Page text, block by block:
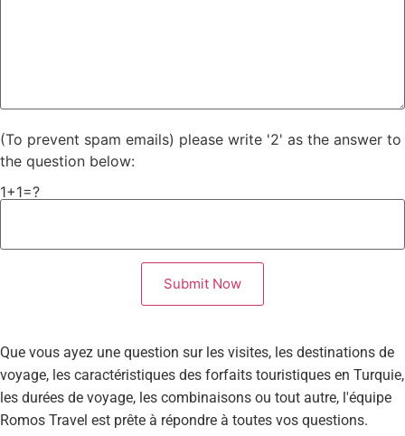
(To prevent spam emails) please write '2' as the answer to
the question below:
1+1=?
Que vous ayez une question sur les visites, les destinations de
voyage, les caractéristiques des forfaits touristiques en Turquie,
les durées de voyage, les combinaisons ou tout autre, l'équipe
Romos Travel est prête à répondre à toutes vos questions.